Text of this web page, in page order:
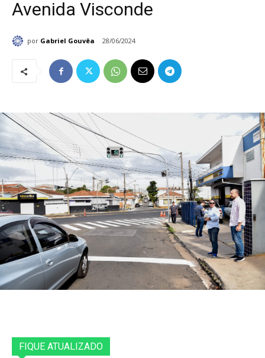
Avenida Visconde
por Gabriel Gouvêa 28/06/2024
FIQUE ATUALIZADO